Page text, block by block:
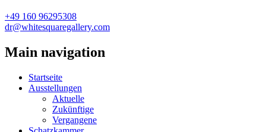
+49 160 96295308
dr@whitesquaregallery.com
Main navigation
Startseite
Ausstellungen
Aktuelle
Zukünftige
Vergangene